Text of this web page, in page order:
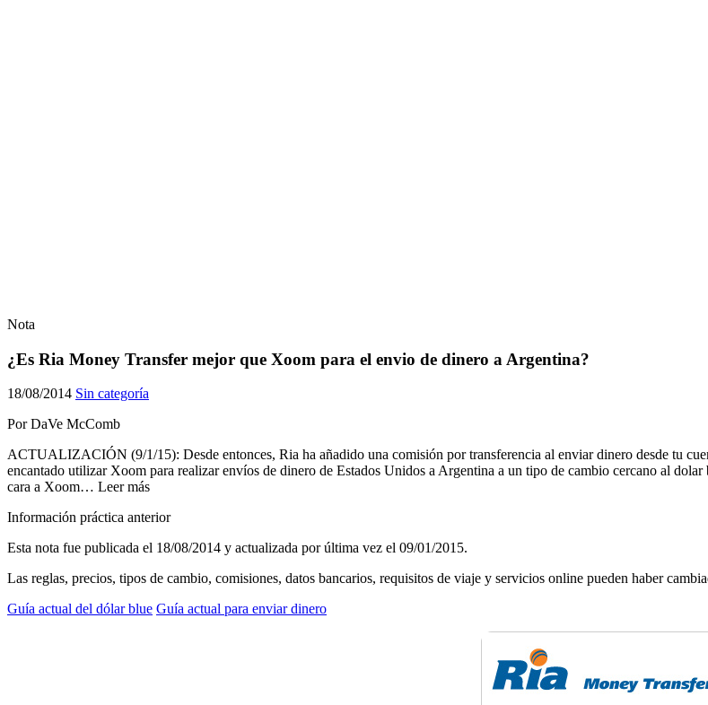
Nota
¿Es Ria Money Transfer mejor que Xoom para el envio de dinero a Argentina?
18/08/2014 Sin categoría
Por DaVe McComb
ACTUALIZACIÓN (9/1/15): Desde entonces, Ria ha añadido una comisión por transferencia al enviar dinero desde tu
encantado utilizar Xoom para realizar envíos de dinero de Estados Unidos a Argentina a un tipo de cambio cercano al
cara a Xoom… Leer más
Información práctica anterior
Esta nota fue publicada el 18/08/2014 y actualizada por última vez el 09/01/2015.
Las reglas, precios, tipos de cambio, comisiones, datos bancarios, requisitos de viaje y servicios online pueden haber
Guía actual del dólar blue Guía actual para enviar dinero